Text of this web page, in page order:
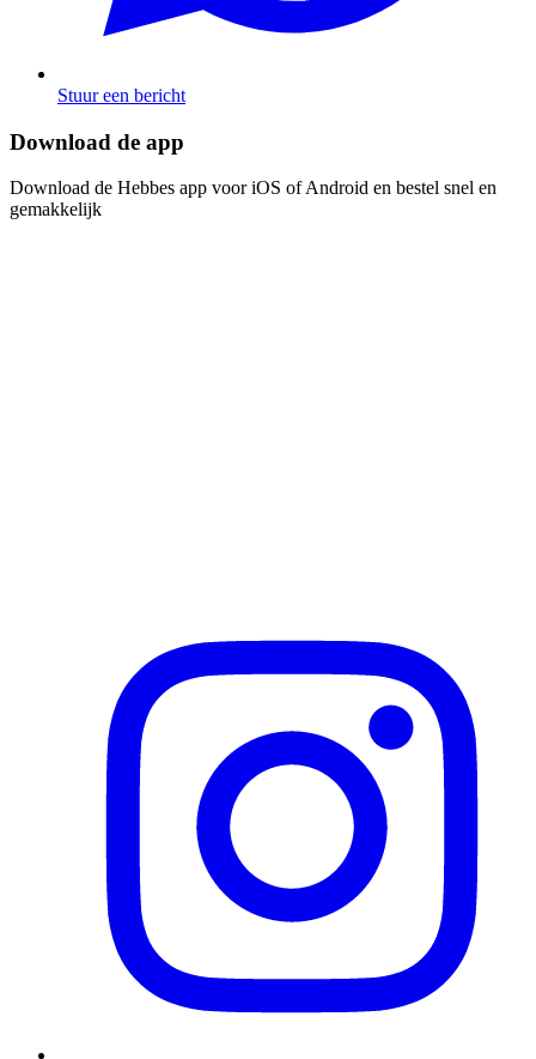
Stuur een bericht
Download de app​​​​‌ ‍ ​‍​‍‌‍ ‌ ​‍‌‍‍‌‌‍‌ ‌‍‍‌‌‍ ‍​‍​‍​ ‍‍​‍​‍‌ ​ ‌‍​‌‌‍ ‍‌‍‍‌‌ ‌​‌ ‍‌​‍ ‍‌‍‍‌‌‍ ​‍​‍​‍ ​​‍​‍‌‍‍​‌ ​‍‌‍‌‌‌‍‌‍​‍​‍​ ‍‍​‍​‍‌‍‍​‌ ‌​‌ ‌​‌ ​​​ ‍‍​‍ ​‍ ‌‍ ​‌‍ ‌‍​ ‌‍​‌‌‍ ​‌‍‍​‌‍ ‌ ​ ‌ ‌​​ ‍‍​ ​ ​ ​ ​ ​ ​ ​ ​‍ ‌‍‍‌‌‍ ‍‌ ‌​‌‍‌‌‌‍ ‍‌ ‌​​‍ ‌‍‌‌‌‍‌​‌‍‍‌‌ ‌​​‍ ‌‍ ‌‌‍ ‌‍‌​‌‍‌‌​ ‌‌ ​​‌ ​‍‌‍‌‌‌ ​ ‌‍‌‌‌‍ ‍‌ ‌​‌‍​‌‌ ‌​‌‍‍‌‌‍ ‌‍ ‍​ ‍ ‌‍‍‌‌‍‌​​ ‌‌‍‌ ‌‍ ​‌‍ ‌‍​‍‌‍​‌‌‍ ​​ ‍ ‌ ‌​‌ ‍‌‌ ​​‌‍‌‌​ ‌‌‍‌ ‌‍ ​‌‍ ‌‍​‍‌‍​‌‌‍ ​​ ‍ ‌ ​​‌‍​‌‌ ‌​‌‍‍​​ ‌‌‍‌‍‌‍ ‌‍ ‌ ‌​‌‍‌‌‌ ​‍​‍ ‍‌‍​‌‌ ​​‌ ​​‌​‌​‌‍ ‌ ‌ ‌‍ ‍‌‍ ​‌‍ ‌‍​‌‌‍‌​​‍ ‍‌ ‌​‌‍‍‌‌ ‌​‌‍ ​‌‍‌‌​ ‌‍​‍‌‍​‌‌ ​ ‌‍‌‌‌‌‌‌‌ ​‍‌‍ ​​ ‌‌‍‍​‌ ‌​‌ ‌​‌ ​​​‍‌‌​ ​ ‌​​‌​‍‌‌​ ​‍‌​‌‍​‍‌‌​ ​‍‌​‌‍‌‍ ​‌‍ ‌‍​ ‌‍​‌‌‍ ​‌‍‍​‌‍ ‌ ​ ‌ ‌​​‍‌‌​ ​ ‌​​‌​ ​ ​ ​ ​ ​ ​ ​ ​‍‌‍‌‍‍‌‌‍‌​​ ‌‌‍‌ ‌‍ ​‌‍ ‌‍​‍‌‍​‌‌‍ ​​‍‌‍‌ ‌​‌ ‍‌‌ ​​‌‍‌‌​ ‌‌‍‌ ‌‍ ​‌‍ ‌‍​‍‌‍​‌‌‍ ​​‍‌‍‌ ​​‌‍​‌‌ ‌​‌‍‍​​ ‌‌‍‌‍‌‍ ‌‍ ‌ ‌​‌‍‌‌‌ ​‍​‍ ‍‌‍​‌‌ ​​‌ ​​‌​‌​‌‍ ‌ ‌ ‌‍ ‍‌‍ ​‌‍ ‌‍​‌‌‍‌​​‍ ‍‌ ‌​‌‍‍‌‌ ‌​‌‍ ​‌‍‌‌​‍‌‍‌ ​​‌‍‌‌‌ ​‍‌ ​ ‌ ​​‌‍‌‌‌‍​ ‌ ‌​‌‍‍‌‌ ‌‍‌‍‌‌​ ‌‌ ​​‌ ‌‌‌‍​‍‌‍ ​‌‍‍‌‌ ​ ‌‍‍​‌‍‌‌‌‍‌​​‍​‍‌ ‌
Download de Hebbes app voor iOS of Android en bestel snel en
gemakkelijk​​​​‌ ‍ ​‍​‍‌‍ ‌ ​‍‌‍‍‌‌‍‌ ‌‍‍‌‌‍ ‍​‍​‍​ ‍‍​‍​‍‌ ​ ‌‍​‌‌‍ ‍‌‍‍‌‌ ‌​‌ ‍‌​‍ ‍‌‍‍‌‌‍ ​‍​‍​‍ ​​‍​‍‌‍‍​‌ ​‍‌‍‌‌‌‍‌‍​‍​‍​ ‍‍​‍​‍‌‍‍​‌ ‌​‌ ‌​‌ ​​​ ‍‍​‍ ​‍ ‌‍ ​‌‍ ‌‍​ ‌‍​‌‌‍ ​‌‍‍​‌‍ ‌ ​ ‌ ‌​​ ‍‍​ ​ ​ ​ ​ ​ ​ ​ ​‍ ‌‍‍‌‌‍ ‍‌ ‌​‌‍‌‌‌‍ ‍‌ ‌​​‍ ‌‍‌‌‌‍‌​‌‍‍‌‌ ‌​​‍ ‌‍ ‌‌‍ ‌‍‌​‌‍‌‌​ ‌‌ ​​‌ ​‍‌‍‌‌‌ ​ ‌‍‌‌‌‍ ‍‌ ‌​‌‍​‌‌ ‌​‌‍‍‌‌‍ ‌‍ ‍​ ‍ ‌‍‍‌‌‍‌​​ ‌‌‍‌ ‌‍ ​‌‍ ‌‍​‍‌‍​‌‌‍ ​​ ‍ ‌ ‌​‌ ‍‌‌ ​​‌‍‌‌​ ‌‌‍‌ ‌‍ ​‌‍ ‌‍​‍‌‍​‌‌‍ ​​ ‍ ‌ ​​‌‍​‌‌ ‌​‌‍‍​​ ‌‌‍‌‍‌‍ ‌‍ ‌ ‌​‌‍‌‌‌ ​‍​‍ ‍‌‍​‌‌ ​​‌ ​​‌​‌​‌‍ ‌ ‌ ‌‍ ‍‌‍ ​‌‍ ‌‍​‌‌‍‌​​‍ ‍‌‍‌​‌‍‌‌‌ ​ ‌‍​ ‌ ​‍‌‍‍‌‌ ​​‌ ‌​‌‍‍‌‌‍ ‌‍ ‍​ ‌‍​‍‌‍​‌‌ ​ ‌‍‌‌‌‌‌‌‌ ​‍‌‍ ​​ ‌‌‍‍​‌ ‌​‌ ‌​‌ ​​​‍‌‌​ ​ ‌​​‌​‍‌‌​ ​‍‌​‌‍​‍‌‌​ ​‍‌​‌‍‌‍ ​‌‍ ‌‍​ ‌‍​‌‌‍ ​‌‍‍​‌‍ ‌ ​ ‌ ‌​​‍‌‌​ ​ ‌​​‌​ ​ ​ ​ ​ ​ ​ ​ ​‍‌‍‌‍‍‌‌‍‌​​ ‌‌‍‌ ‌‍ ​‌‍ ‌‍​‍‌‍​‌‌‍ ​​‍‌‍‌ ‌​‌ ‍‌‌ ​​‌‍‌‌​ ‌‌‍‌ ‌‍ ​‌‍ ‌‍​‍‌‍​‌‌‍ ​​‍‌‍‌ ​​‌‍​‌‌ ‌​‌‍‍​​ ‌‌‍‌‍‌‍ ‌‍ ‌ ‌​‌‍‌‌‌ ​‍​‍ ‍‌‍​‌‌ ​​‌ ​​‌​‌​‌‍ ‌ ‌ ‌‍ ‍‌‍ ​‌‍ ‌‍​‌‌‍‌​​‍ ‍‌‍‌​‌‍‌‌‌ ​ ‌‍​ ‌ ​‍‌‍‍‌‌ ​​‌ ‌​‌‍‍‌‌‍ ‌‍ ‍​‍‌‍‌ ​​‌‍‌‌‌ ​‍‌ ​ ‌ ​​‌‍‌‌‌‍​ ‌ ‌​‌‍‍‌‌ ‌‍‌‍‌‌​ ‌‌ ​​‌ ‌‌‌‍​‍‌‍ ​‌‍‍‌‌ ​ ‌‍‍​‌‍‌‌‌‍‌​​‍​‍‌ ‌